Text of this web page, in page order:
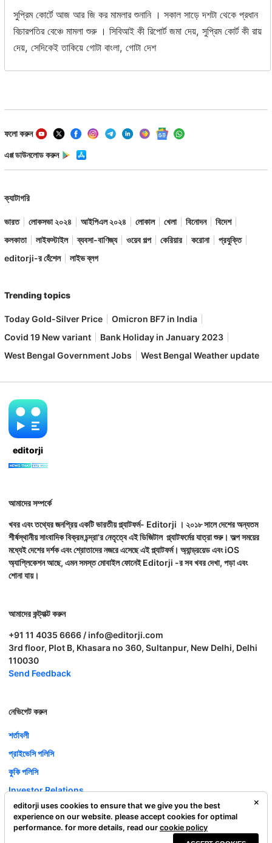
সুপ্রিম কোর্টে আজ আর জি কর মামলার শুনানি । সকাল সাড়ে দশটা থেকে প্রধান
বিচারপতির বেঞ্চে মামলা শুরু । সিবিআই কী রিপোর্ট জমা দেয়, সুপ্রিম কোর্ট কী রায়
দেয়, সেদিকেই তাকিয়ে গোটা বাংলা, গোটা দেশ
ফলো করুন
এপ্প ডাউনলোড করুন
ক্যাটাগরি
ভারত লোকসভা ২০২৪ আইপিএল ২০২৪ লোকাল খেলা বিনোদন
বিদেশ
কলকাতা
লাইফস্টাইল ব্যবসা-বাণিজ্য ওয়েব গল্প কেরিয়ার করোনা
প্রযুক্তি
editorji-র হেঁশেল
লাইভ ব্লগ
Trending topics
Today Gold-Silver Price
Omicron BF7 in India
Covid 19 New variant
Bank Holiday in January 2023
West Bengal Government Jobs
West Bengal Weather update
editorji
আমাদের সম্পর্কে
খবর এবং তথ্যের জনপ্রিয় একটি ভারতীয় প্ল্যাটফর্ম- Editorji । ২০১৮ সালে দেশের অন্যতম
শীর্ষস্থানীয় সাংবাদিক বিক্রম চন্দ্রা'র নেতৃত্বে এই ডিজিটাল প্ল্যাটফর্মের যাত্রা শুরু। অল্প সময়ের
মধ্যেই দেশের দর্শক এবং শ্রোতাদের নজরে এসেছে এই প্ল্যাটফর্ম। অ্যান্ড্রয়েড এবং iOS
অ্যাপ্লিকেশন আছে, এমন সমস্ত মোবাইল ফোনেই Editorji -র সব খবর দেখা, পড়া এবং
শোনা যায়।
আমাদের কন্ট্যাক্ট করুন
+91 11 4035 6666 / info@editorji.com
3rd floor, Plot B, Khasara no 360, Sultanpur, New Delhi, Delhi
110030
Send Feedback
নেভিগেট করুন
শর্তাবলী
প্রাইভেসি পলিসি
কুকি পলিসি
Investor Relations
ক্যারিয়ার
Complaint Redressal
editorji uses cookies to ensure that we give you the best
experience on our website. please accept cookies for optimal
performance. for more details, read our cookie policy